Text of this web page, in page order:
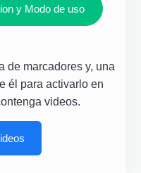
y Modo de uso
de marcadores y, una
él para activarlo en
videos.